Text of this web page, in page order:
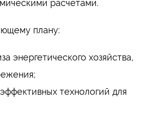
расчетами.
плану:
энергетического хозяйства,
технологий для